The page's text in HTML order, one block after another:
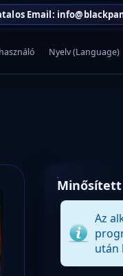
Email:
Nyelv (Language)
Az
után